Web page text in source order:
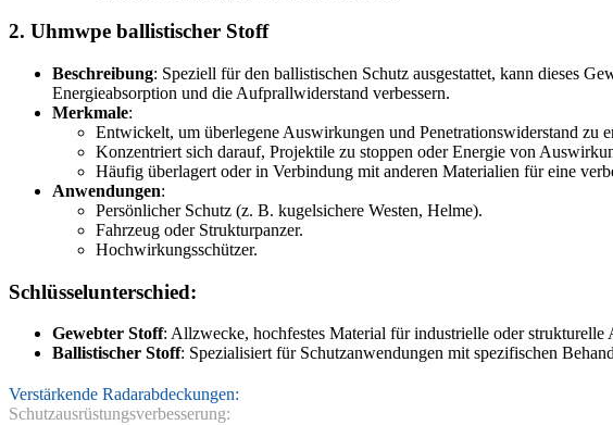
2. Uhmwpe ballistischer Stoff
Beschreibung: Speziell für den ballistischen Schutz ausgestattet, kann dieses
Energieabsorption und die Aufprallwiderstand verbessern.
Merkmale:
Entwickelt, um überlegene Auswirkungen und Penetrationswiderstand zu
Konzentriert sich darauf, Projektile zu stoppen oder Energie von
Häufig überlagert oder in Verbindung mit anderen Materialien für eine
Anwendungen:
Persönlicher Schutz (z. B. kugelsichere Westen, Helme).
Fahrzeug oder Strukturpanzer.
Hochwirkungsschützer.
Schlüsselunterschied:
Gewebter Stoff: Allzwecke, hochfestes Material für industrielle oder strukturelle
Ballistischer Stoff: Spezialisiert für Schutzanwendungen mit spezifischen
Verstärkende Radarabdeckungen:
Schutzausrüstungsverbesserung: